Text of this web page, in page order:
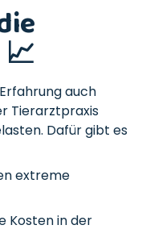
auch
Tierarztpraxis
Dafür gibt es
extreme
Kosten in der